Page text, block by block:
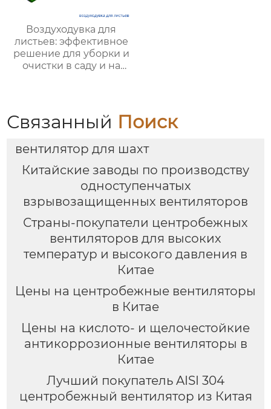
Воздуходувка для
листьев: эффективное
решение для уборки и
очистки в саду и на
Связанный Поиск
вентилятор для шахт
Китайские заводы по производству
одноступенчатых
взрывозащищенных вентиляторов
Страны-покупатели центробежных
вентиляторов для высоких
температур и высокого давления в
Китае
Цены на центробежные вентиляторы
в Китае
Цены на кислото- и щелочестойкие
антикоррозионные вентиляторы в
Китае
Лучший покупатель AISI 304
центробежный вентилятор из Китая